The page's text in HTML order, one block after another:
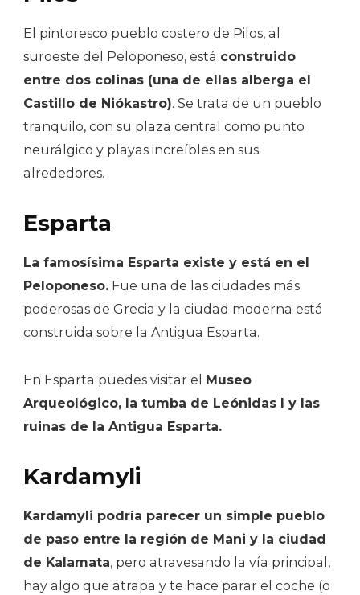
El pintoresco pueblo costero de Pilos, al
suroeste del Peloponeso, está construido
entre dos colinas (una de ellas alberga el
Castillo de Niókastro). Se trata de un pueblo
tranquilo, con su plaza central como punto
neurálgico y playas increíbles en sus
alrededores.
Esparta
La famosísima Esparta existe y está en el
Peloponeso. Fue una de las ciudades más
poderosas de Grecia y la ciudad moderna está
construida sobre la Antigua Esparta.
En Esparta puedes visitar el
Museo
Arqueológico, la tumba de Leónidas I y las
ruinas de la Antigua Esparta.
Kardamyli
Kardamyli podría parecer un simple pueblo
de paso entre la región de Mani y la ciudad
de Kalamata, pero atravesando la vía principal,
hay algo que atrapa y te hace parar el coche (o